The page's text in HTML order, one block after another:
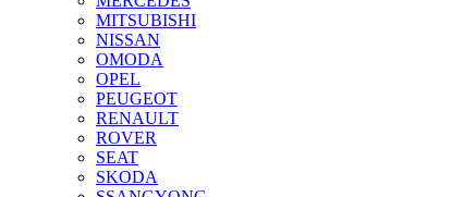
MITSUBISHI
NISSAN
OMODA
OPEL
PEUGEOT
RENAULT
ROVER
SEAT
SKODA